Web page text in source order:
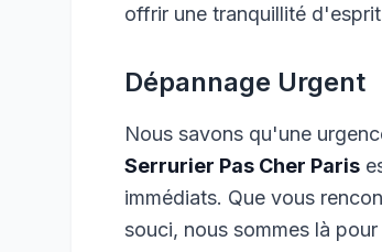
offrir une tranquillité
Dépannage Urgent
Nous savons qu'une
Serrurier Pas Cher Paris
immédiats. Que vous
souci, nous sommes là pour